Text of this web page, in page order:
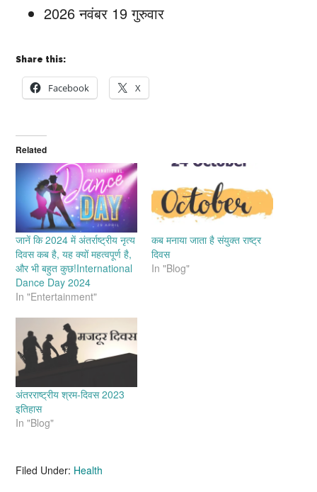
2026 नवंबर 19 गुरुवार
Share this:
Facebook X
Related
जानें कि 2024 में अंतर्राष्ट्रीय नृत्य
दिवस कब है, यह क्यों महत्वपूर्ण है,
और भी बहुत कुछ!International
Dance Day 2024
In "Entertainment"
कब मनाया जाता है संयुक्त राष्ट्र
दिवस
In "Blog"
अंतरराष्ट्रीय श्रम-दिवस 2023
इतिहास
In "Blog"
Filed Under: Health